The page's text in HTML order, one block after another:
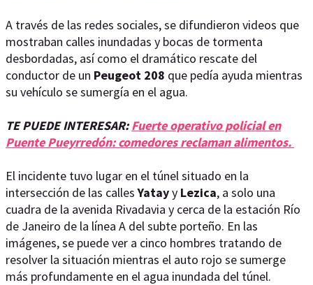
A través de las redes sociales, se difundieron videos que
mostraban calles inundadas y bocas de tormenta
desbordadas, así como el dramático rescate del
conductor de un Peugeot 208 que pedía ayuda mientras
su vehículo se sumergía en el agua.
TE PUEDE INTERESAR:Fuerte operativo policial en
Puente Pueyrredón: comedores reclaman alimentos.
El incidente tuvo lugar en el túnel situado en la
intersección de las callesYatayy Lezica, a solo una
cuadra de la avenida Rivadavia y cerca de la estación Río
de Janeiro de la línea A del subte porteño. En las
imágenes, se puede ver a cinco hombres tratando de
resolver la situación mientras el auto rojo se sumerge
más profundamente en el agua inundada del túnel.